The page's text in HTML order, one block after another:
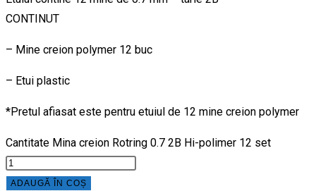
CONTINUT
– Mine creion polymer 12 buc
– Etui plastic
*Pretul afiasat este pentru etuiul de 12 mine creion polymer
Cantitate Mina creion Rotring 0.7 2B Hi-polimer 12 set
ADAUGĂ ÎN COȘ